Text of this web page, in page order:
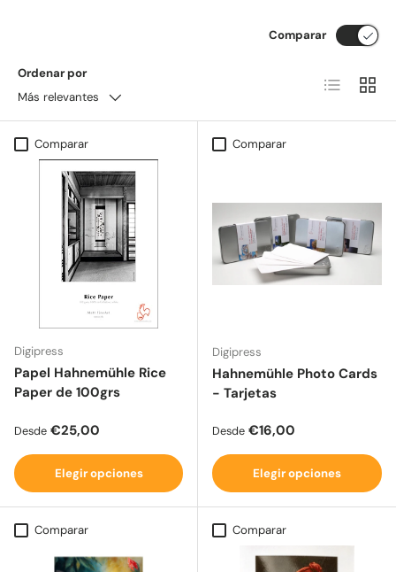
Ordenar por
Más relevantes
Comparar
Lista
Comparar
Digipress
Papel Hahnemühle Rice
Paper de 100grs
Precio normal
Desde €25,00
Elegir opciones
Comparar
Digipress
Hahnemühle Photo Cards
- Tarjetas
Precio normal
Desde €16,00
Elegir opciones
Comparar Comparar